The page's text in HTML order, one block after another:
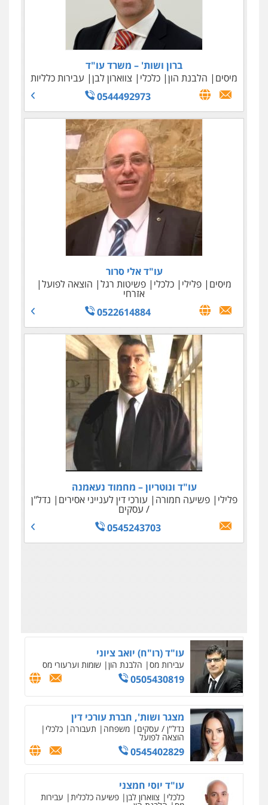
דורון, טיקוצקי ושות' – משרד עורכי דין
אזרחי מסחרי נדל"ן / עסקים צווארון לבן
בינלאומי
048147500
עו"ד ניר ישראל
כלכלי
מיסים הלבנת הון
0506245512
ברון ושות' – משרד עו"ד
מיסים
הלבנת הון כלכלי צווארון לבן
עבירות כלליות
0544492973
עו"ד אלי סרור
מיסים
פלילי כלכלי פשיטות רגל הוצאה לפועל
אזרחי
0522614884
עו"ד ונוטריון – מחמוד נעאמנה
פלילי
פשיעה חמורה עורכי דין לענייני אסירים נדל"ן
/ עסקים
0545243703
עו"ד (רו"ח) יואב ציוני
עבירות מס הלבנת הון שומות וערעורי מס
0505430819
מצגר ושות', חברת עורכי דין
נדל"ן / עסקים משפחה תעבורה כלכלי
הוצאה לפועל
0545402829
עו"ד יוסי חמצני
כלכלי צווארון לבן פשיעה כלכלית עבירות